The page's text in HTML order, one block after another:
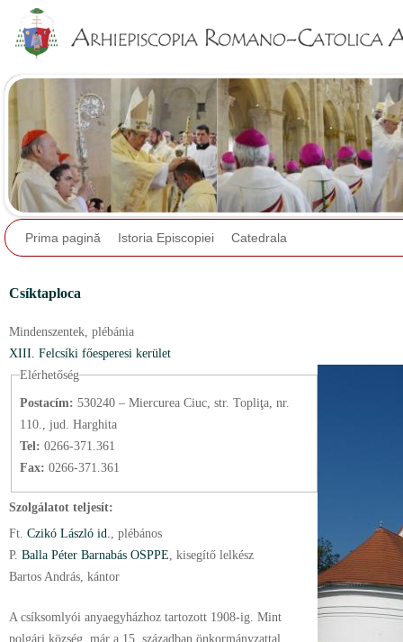
Prima pagină Istoria Episcopiei Catedrala
Csíktaploca
Mindenszentek, plébánia
XIII. Felcsíki főesperesi kerület
Elérhetőség
Postacím: 530240 – Miercurea Ciuc, str. Topliţa, nr.
110., jud. Harghita
Tel: 0266-371.361
Fax: 0266-371.361
Szolgálatot teljesít:
Ft. Czikó László id.
, plébános
P. Balla Péter Barnabás OSPPE , kisegítő lelkész
Bartos András, kántor
A csíksomlyói anyaegyházhoz tartozott 1908-ig. Mint
polgári község, már a 15. században önkormányzattal